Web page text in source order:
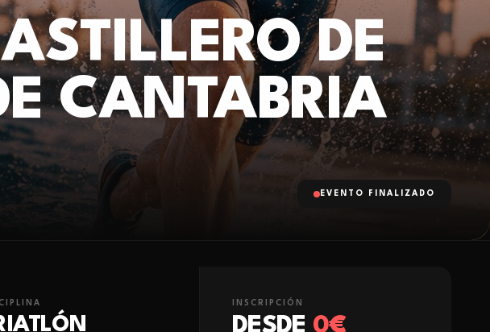
DE
CANTABRIA
EVENTO FINALIZADO
INSCRIPCIÓN
DESDE 0€